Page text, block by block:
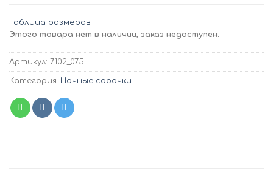
Таблица размеров
Этого товара нет в наличии, заказ недоступен.
Артикул: 7102_075
Категория: Ночные сорочки